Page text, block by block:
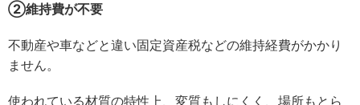
②維持費が不要
不動産や車などと違い固定資産税などの維持経費がかかり
ません。
使われている材質の特性上、変質もしにくく、場所もとら